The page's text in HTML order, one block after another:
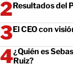
Resultados del
El CEO con
¿Quién es
Ruiz?